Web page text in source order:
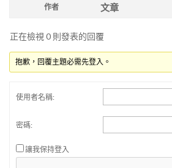
作者 文章
正在檢視 0 則發表的回覆
抱歉，回覆主題必需先登入。
使用者名稱:
密碼:
讓我保持登入